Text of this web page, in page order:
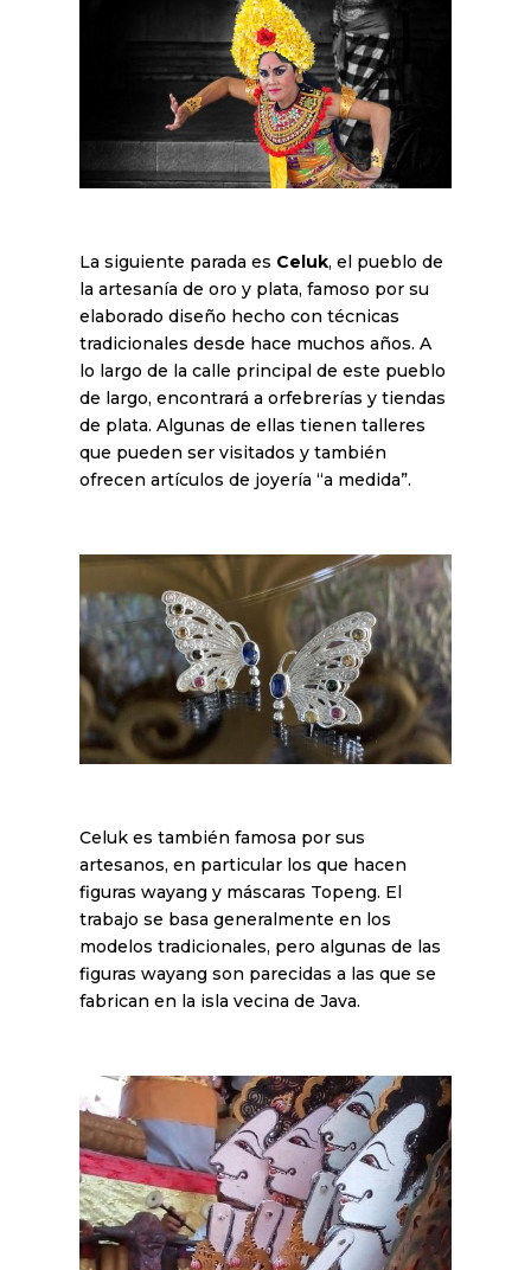
La siguiente parada es Celuk, el pueblo de
la artesanía de oro y plata, famoso por su
elaborado diseño hecho con técnicas
tradicionales desde hace muchos años. A
lo largo de la calle principal de este pueblo
de largo, encontrará a orfebrerías y tiendas
de plata. Algunas de ellas tienen talleres
que pueden ser visitados y también
ofrecen artículos de joyería “a medida”.
Celuk es también famosa por sus
artesanos, en particular los que hacen
figuras wayang y máscaras Topeng. El
trabajo se basa generalmente en los
modelos tradicionales, pero algunas de las
figuras wayang son parecidas a las que se
fabrican en la isla vecina de Java.